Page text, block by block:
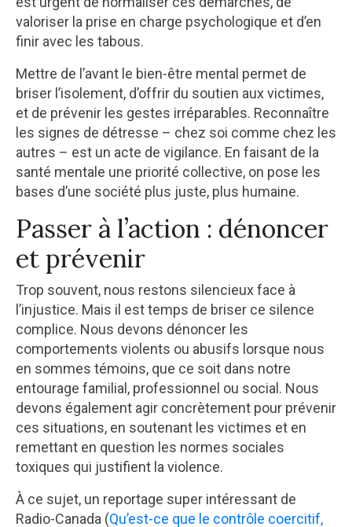
valoriser la prise en charge psychologique et d’en
finir avec les tabous.
Mettre de l’avant le bien-être mental permet de
briser l’isolement, d’offrir du soutien aux victimes,
et de prévenir les gestes irréparables. Reconnaître
les signes de détresse – chez soi comme chez les
autres – est un acte de vigilance. En faisant de la
santé mentale une priorité collective, on pose les
bases d’une société plus juste, plus humaine.
Passer à l’action : dénoncer
et prévenir
Trop souvent, nous restons silencieux face à
l’injustice. Mais il est temps de briser ce silence
complice. Nous devons dénoncer les
comportements violents ou abusifs lorsque nous
en sommes témoins, que ce soit dans notre
entourage familial, professionnel ou social. Nous
devons également agir concrètement pour prévenir
ces situations, en soutenant les victimes et en
remettant en question les normes sociales
toxiques qui justifient la violence.
À ce sujet, un reportage super intéressant de
Radio-Canada (Qu’est-ce que le contrôle coercitif,